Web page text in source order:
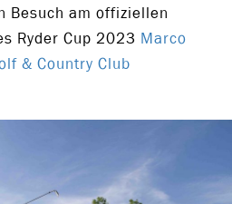
Besuch am offiziellen
Ryder Cup 2023 Marco
& Country Club